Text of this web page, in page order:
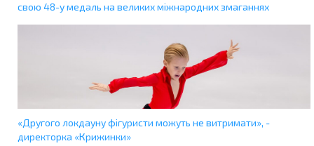
свою 48-у медаль на великих міжнародних змаганнях
«Другого локдауну фігуристи можуть не витримати», -
директорка «Крижинки»